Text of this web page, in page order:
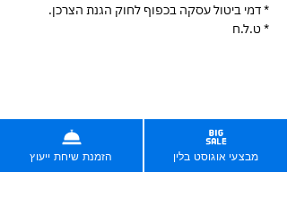
* דמי ביטול עסקה בכפוף לחוק הגנת הצרכן.
* ט.ל.ח
בניית אתרים בחיסכון של אלפי שקלים
לין שינתה את עולם בניית האתרים בישראל בשנת 2019.
מאז, 2,000 לקוחותינו חסכו יותר מ-7 מיליון שקלים.
הזמנת שיחת ייעוץ מבצעי אוגוסט בלין